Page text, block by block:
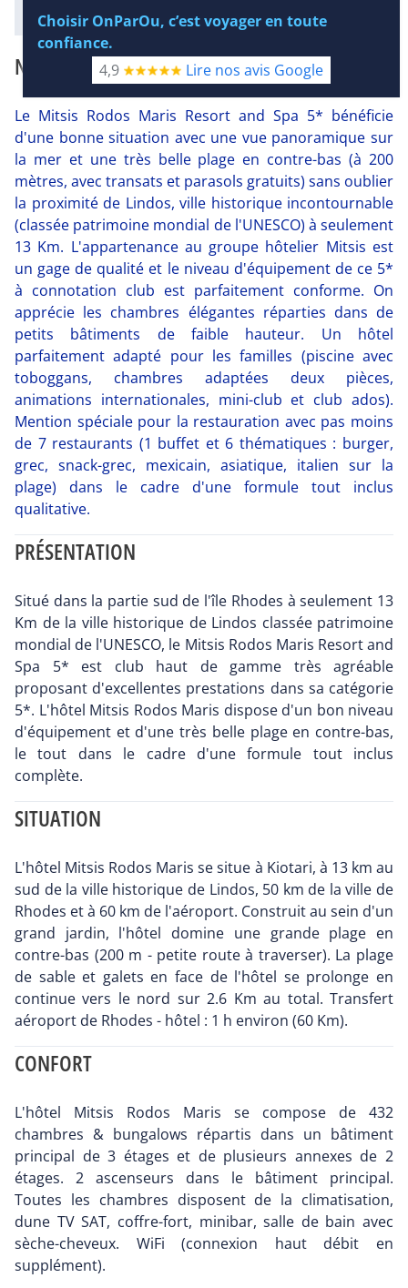
NOTRE AVIS
Le Mitsis Rodos Maris Resort and Spa 5* bénéficie
d'une bonne situation avec une vue panoramique sur
la mer et une très belle plage en contre-bas (à 200
mètres, avec transats et parasols gratuits) sans oublier
la proximité de Lindos, ville historique incontournable
(classée patrimoine mondial de l'UNESCO) à seulement
13 Km. L'appartenance au groupe hôtelier Mitsis est
un gage de qualité et le niveau d'équipement de ce 5*
à connotation club est parfaitement conforme. On
apprécie les chambres élégantes réparties dans de
petits bâtiments de faible hauteur. Un hôtel
parfaitement adapté pour les familles (piscine avec
toboggans, chambres adaptées deux pièces,
animations internationales, mini-club et club ados).
Mention spéciale pour la restauration avec pas moins
de 7 restaurants (1 buffet et 6 thématiques : burger,
grec, snack-grec, mexicain, asiatique, italien sur la
plage) dans le cadre d'une formule tout inclus
qualitative.
PRÉSENTATION
Situé dans la partie sud de l'île Rhodes à seulement 13
Km de la ville historique de Lindos classée patrimoine
mondial de l'UNESCO, le Mitsis Rodos Maris Resort and
Spa 5* est club haut de gamme très agréable
proposant d'excellentes prestations dans sa catégorie
5*. L'hôtel Mitsis Rodos Maris dispose d'un bon niveau
d'équipement et d'une très belle plage en contre-bas,
le tout dans le cadre d'une formule tout inclus
complète.
SITUATION
L'hôtel Mitsis Rodos Maris se situe à Kiotari, à 13 km au
sud de la ville historique de Lindos, 50 km de la ville de
Rhodes et à 60 km de l'aéroport. Construit au sein d'un
grand jardin, l'hôtel domine une grande plage en
contre-bas (200 m - petite route à traverser). La plage
de sable et galets en face de l'hôtel se prolonge en
continue vers le nord sur 2.6 Km au total. Transfert
aéroport de Rhodes - hôtel : 1 h environ (60 Km).
CONFORT
L'hôtel Mitsis Rodos Maris se compose de 432
chambres & bungalows répartis dans un bâtiment
principal de 3 étages et de plusieurs annexes de 2
étages. 2 ascenseurs dans le bâtiment principal.
Toutes les chambres disposent de la climatisation,
dune TV SAT, coffre-fort, minibar, salle de bain avec
sèche-cheveux. WiFi (connexion haut débit en
supplément).
Choisir OnParOu, c’est voyager en toute
confiance.
4,9
Lire nos avis Google